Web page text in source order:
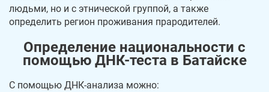
людьми, но и с этнической группой, а также
определить регион проживания прародителей.
Определение национальности с
помощью ДНК-теста в Батайске
С помощью ДНК-анализа можно: